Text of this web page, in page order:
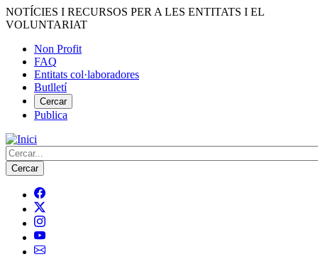
Vés
al
NOTÍCIES I RECURSOS PER A LES ENTITATS I EL
VOLUNTARIAT
Menú
del
compte
d'usuari
Non Profit
FAQ
Entitats col·laboradores
Butlletí
Cercar
Publica
Cerca